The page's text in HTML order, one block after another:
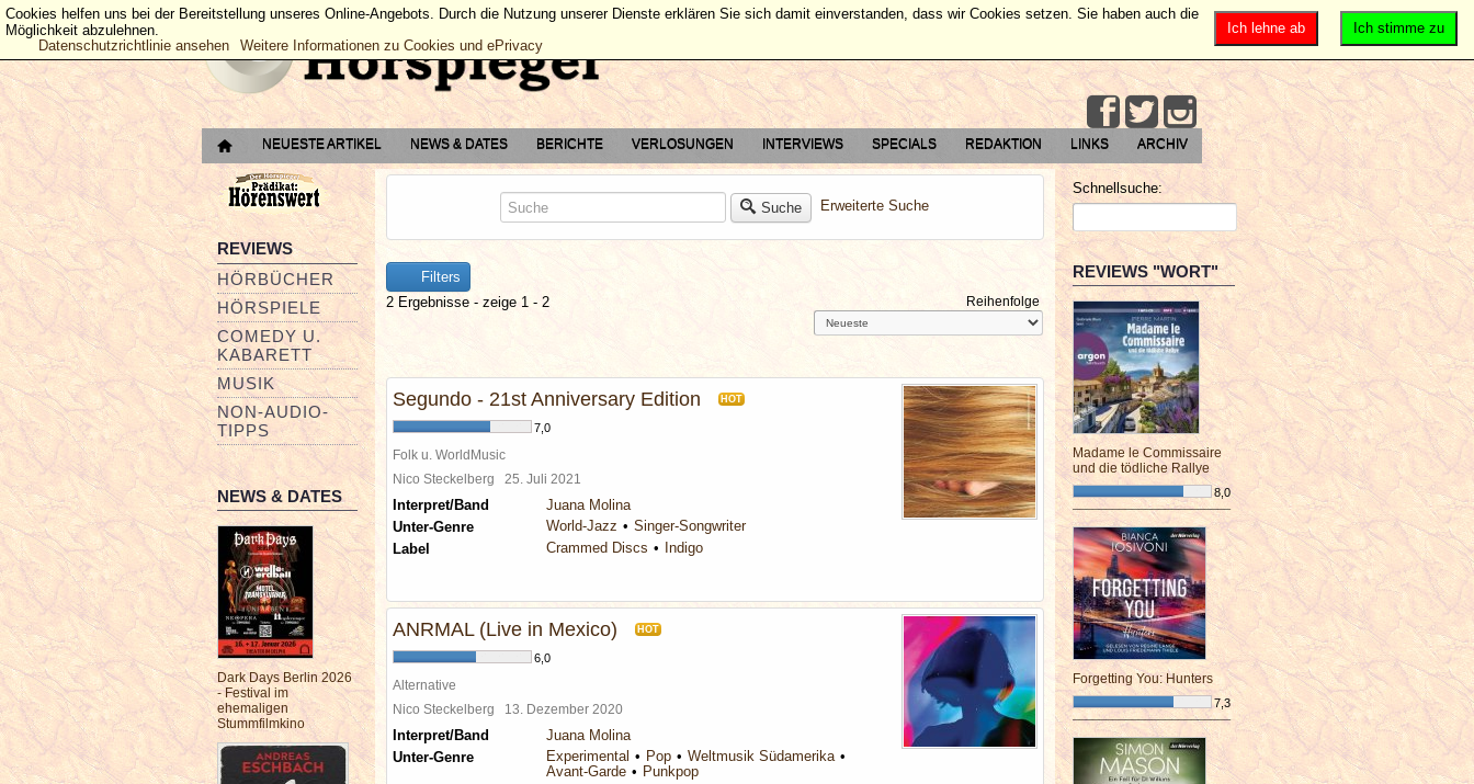
NEUESTE ARTIKEL NEWS & DATES BERICHTE VERLOSUNGEN INTERVIEWS SPECIALS REDAKTION LINKS ARCHIV
REVIEWS
HÖRBÜCHER
HÖRSPIELE
COMEDY U.
KABARETT
MUSIK
NON-AUDIO-
TIPPS
NEWS & DATES
Dark Days Berlin 2026
- Festival im
ehemaligen
Stummfilmkino
Suche Erweiterte Suche
Filters
2 Ergebnisse - zeige 1 - 2
Reihenfolge
Segundo - 21st Anniversary Edition HOT
7,0
Folk u. WorldMusic
Nico Steckelberg 25. Juli 2021
Interpret/Band
Juana Molina
Unter-Genre
World-Jazz
Singer-Songwriter
Label
Crammed Discs Indigo
ANRMAL (Live in Mexico) HOT
6,0
Alternative
Nico Steckelberg 13. Dezember 2020
Interpret/Band
Juana Molina
Unter-Genre
Experimental Pop
Weltmusik Südamerika
Avant-Garde
Punkpop
Schnellsuche:
REVIEWS "WORT"
Madame le Commissaire
und die tödliche Rallye
8,0
¯¯¯¯¯¯¯¯¯¯¯¯¯¯¯¯¯¯¯¯¯¯¯¯
Forgetting You: Hunters
7,3
¯¯¯¯¯¯¯¯¯¯¯¯¯¯¯¯¯¯¯¯¯¯¯¯
Ich stimme zu
Ich lehne ab
Cookies helfen uns bei der Bereitstellung unseres Online-Angebots. Durch die Nutzung unserer Dienste erklären Sie sich damit einverstanden, dass wir Cookies setzen. Sie haben auch die
Möglichkeit abzulehnen.
Datenschutzrichtlinie ansehen
Weitere Informationen zu Cookies und ePrivacy